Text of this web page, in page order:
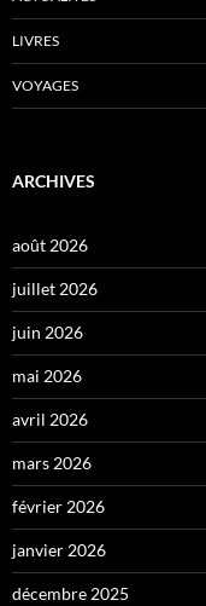
LIVRES
VOYAGES
ARCHIVES
août 2026
juillet 2026
juin 2026
mai 2026
avril 2026
mars 2026
février 2026
janvier 2026
décembre 2025